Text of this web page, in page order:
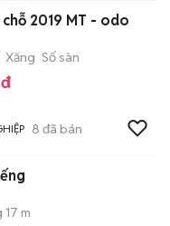
2019 MT - odo
Xăng Số sàn
8 đã bán
m